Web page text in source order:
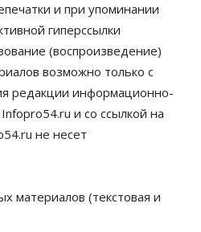
ПроБизнес
опять атакуют
через электронную
пику активности
области
в Европе оливковое масло
снова подорожать
и при упоминании
гиперссылки
(воспроизведение)
возможно только с
редакции информационно-
и со ссылкой на
не несет
материалов (текстовая и